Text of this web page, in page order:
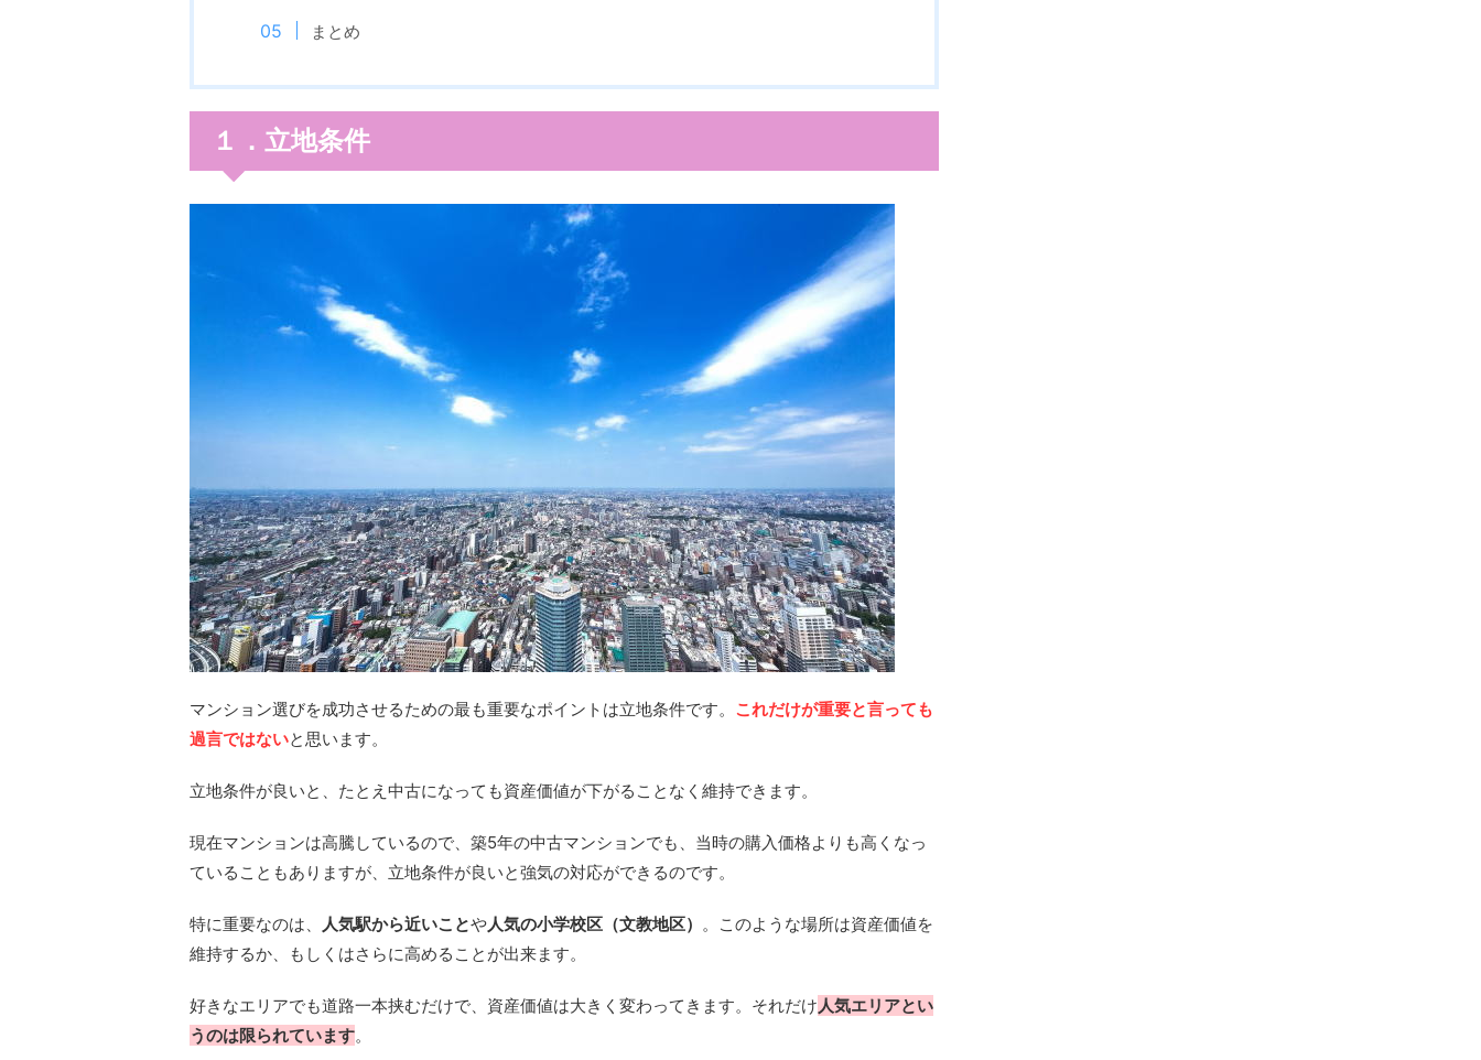
まとめ
１．立地条件
マンション選びを成功させるための最も重要なポイントは立地条件です。 これだけが重要と言っても
過言ではないと思います。
立地条件が良いと、たとえ中古になっても資産価値が下がることなく維持できます。
現在マンションは高騰しているので、築5年の中古マンションでも、当時の購入価格よりも高くなっ
ていることもありますが、立地条件が良いと強気の対応ができるのです。
特に重要なのは、 人気駅から近いことや人気の小学校区（文教地区） 。このような場所は資産価値を
維持するか、もしくはさらに高めることが出来ます。
好きなエリアでも道路一本挟むだけで、資産価値は大きく変わってきます。それだけ人気エリアとい
うのは限られています。